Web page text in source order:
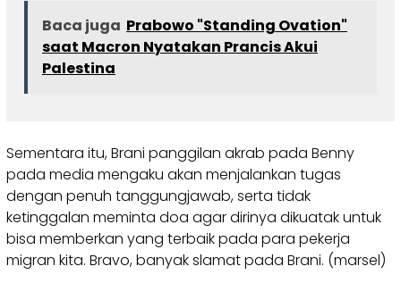
Baca juga Prabowo "Standing Ovation"
saat Macron Nyatakan Prancis Akui
Palestina
Sementara itu, Brani panggilan akrab pada Benny
pada media mengaku akan menjalankan tugas
dengan penuh tanggungjawab, serta tidak
ketinggalan meminta doa agar dirinya dikuatak untuk
bisa memberkan yang terbaik pada para pekerja
migran kita. Bravo, banyak slamat pada Brani. (marsel)